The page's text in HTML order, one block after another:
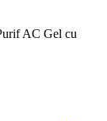
AC Gel cu